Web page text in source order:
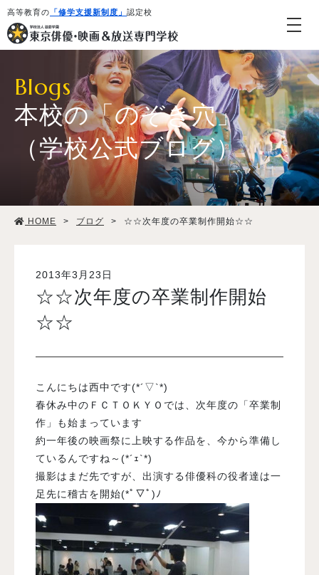
高等教育の 「修学支援新制度」 認定校
学校紹介・教育システム
学生生活
就職・デビュー
入試案内
学校情報
オープンキャンパス
訪問者別メニュー
Blogs
本校の「のぞき穴」
（学校公式ブログ）
HOME > ブログ > ☆☆次年度の卒業制作開始☆☆
2013年3月23日
☆☆次年度の卒業制作開始
☆☆
こんにちは西中です(*´▽`*)
春休み中のＦＣＴＯＫＹＯでは、次年度の「卒業制
作」も始まっています
約一年後の映画祭に上映する作品を、今から準備し
ているんですね～(*´ｪ`*)
撮影はまだ先ですが、出演する俳優科の役者達は一
足先に稽古を開始(*ﾟ▽ﾟ)ﾉ